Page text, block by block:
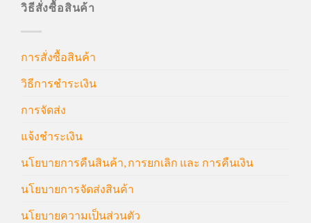
วิธีสั่งซื้อสินค้า
การสั่งซื้อสินค้า
วิธีการชำระเงิน
การจัดส่ง
แจ้งชำระเงิน
นโยบายการคืนสินค้า, การยกเลิก และ การคืนเงิน
นโยบายการจัดส่งสินค้า
นโยบายความเป็นส่วนตัว